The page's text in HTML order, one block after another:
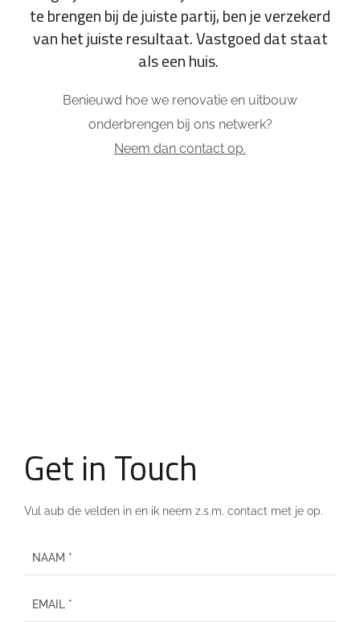
te brengen bij de juiste partij, ben je verzekerd
van het juiste resultaat. Vastgoed dat staat
als een huis.
Benieuwd hoe we renovatie en uitbouw
onderbrengen bij ons netwerk?
Neem dan contact op.
Get in Touch
Vul aub de velden in en ik neem z.s.m. contact met je op.